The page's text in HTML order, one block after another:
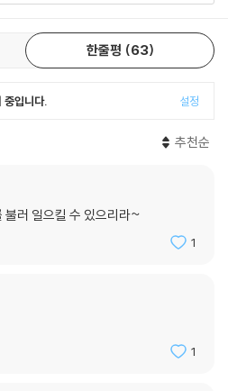
진하다.- 마틴 리스, 영국 왕립천문대
』저자
로 가득하다. - [선데이 타임스]
한줄평 63
중입니다. 설정
추천순
불러 일으킬 수 있으리라~
1
1